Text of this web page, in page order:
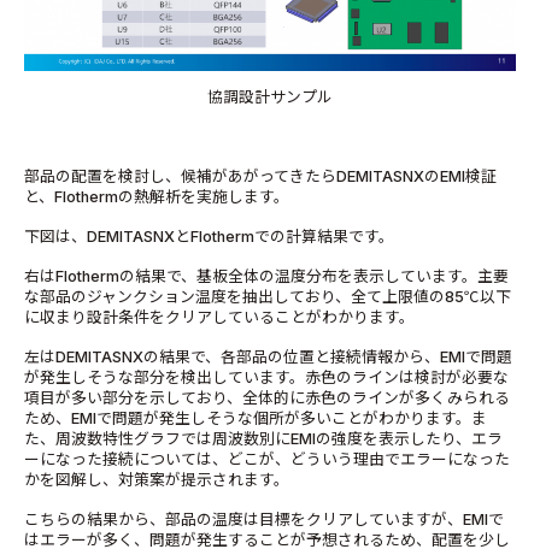
協調設計サンプル
部品の配置を検討し、候補があがってきたらDEMITASNXのEMI検証
と、Flothermの熱解析を実施します。
下図は、DEMITASNXとFlothermでの計算結果です。
右はFlothermの結果で、基板全体の温度分布を表示しています。主要
な部品のジャンクション温度を抽出しており、全て上限値の85℃以下
に収まり設計条件をクリアしていることがわかります。
左はDEMITASNXの結果で、各部品の位置と接続情報から、EMIで問題
が発生しそうな部分を検出しています。赤色のラインは検討が必要な
項目が多い部分を示しており、全体的に赤色のラインが多くみられる
ため、EMIで問題が発生しそうな個所が多いことがわかります。ま
た、周波数特性グラフでは周波数別にEMIの強度を表示したり、エラ
ーになった接続については、どこが、どういう理由でエラーになった
かを図解し、対策案が提示されます。
こちらの結果から、部品の温度は目標をクリアしていますが、EMIで
はエラーが多く、問題が発生することが予想されるため、配置を少し